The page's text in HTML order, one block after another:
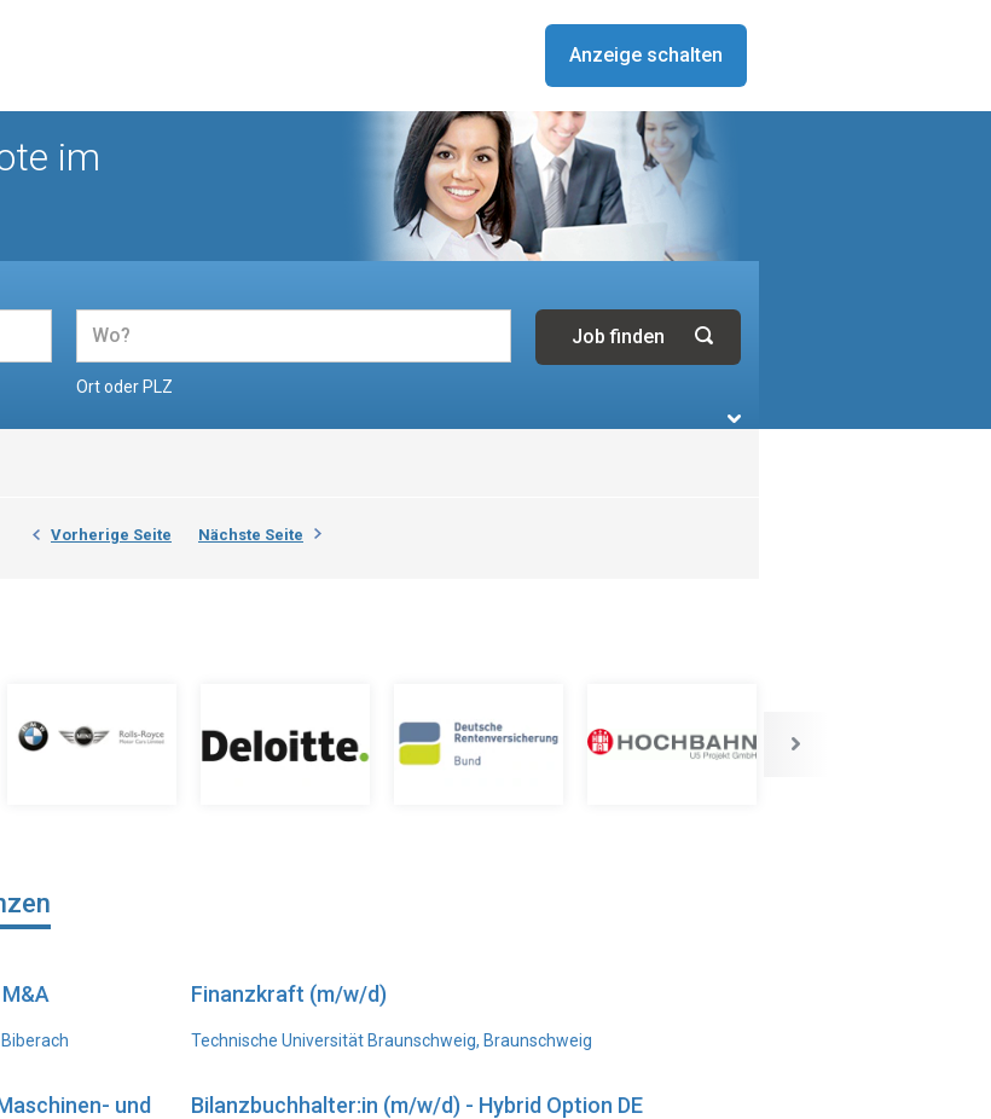
Anzeige schalten
im
Ort oder PLZ
Vorherige Seite Nächste Seite
Finanzkraft (m/w/d)
Technische Universität Braunschweig, Braunschweig
und
Bilanzbuchhalter:in (m/w/d) - Hybrid Option DE